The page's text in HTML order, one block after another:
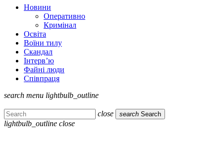
Новини
Оперативно
Кримінал
Освіта
Воїни тилу
Скандал
Інтерв’ю
Файні люди
Співпраця
search menu lightbulb_outline
close search Search
lightbulb_outline close